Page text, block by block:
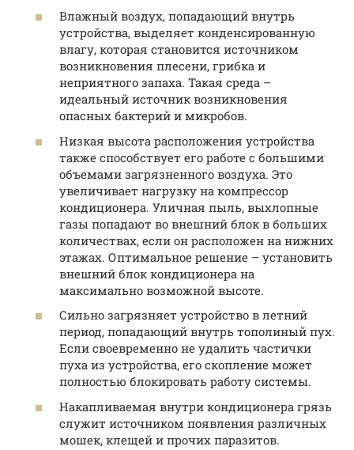
Влажный воздух, попадающий внутрь
устройства, выделяет конденсированную
влагу, которая становится источником
возникновения плесени, грибка и
неприятного запаха. Такая среда –
идеальный источник возникновения
опасных бактерий и микробов.
Низкая высота расположения устройства
также способствует его работе с большими
объемами загрязненного воздуха. Это
увеличивает нагрузку на компрессор
кондиционера. Уличная пыль, выхлопные
газы попадают во внешний блок в больших
количествах, если он расположен на нижних
этажах. Оптимальное решение – установить
внешний блок кондиционера на
максимально возможной высоте.
Сильно загрязняет устройство в летний
период, попадающий внутрь тополиный пух.
Если своевременно не удалить частички
пуха из устройства, его скопление может
полностью блокировать работу системы.
Накапливаемая внутри кондиционера грязь
служит источником появления различных
мошек, клещей и прочих паразитов.